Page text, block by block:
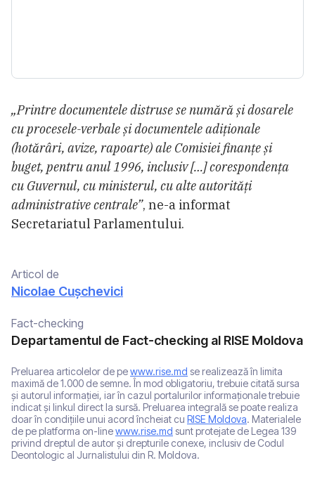
„Printre documentele distruse se numără și dosarele
cu procesele-verbale și documentele adiționale
(hotărâri, avize, rapoarte) ale Comisiei finanțe și
buget, pentru anul 1996, inclusiv […] corespondența
cu Guvernul, cu ministerul, cu alte autorități
administrative centrale”, ne-a informat
Secretariatul Parlamentului.
Articol de
Nicolae Cușchevici
Fact-checking
Departamentul de Fact-checking al RISE Moldova
Preluarea articolelor de pewww.rise.md se realizează în limita
maximă de 1.000 de semne. În mod obligatoriu, trebuie citată sursa
și autorul informației, iar în cazul portalurilor informaționale trebuie
indicat și linkul direct la sursă. Preluarea integrală se poate realiza
doar în condițiile unui acord încheiat cu RISE Moldova. Materialele
de pe platforma on-linewww.rise.md sunt protejate de Legea 139
privind dreptul de autor și drepturile conexe, inclusiv de Codul
Deontologic al Jurnalistului din R. Moldova.